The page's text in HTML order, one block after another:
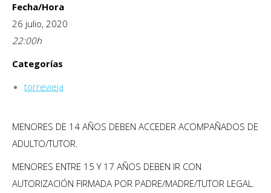
Fecha/Hora
26 julio, 2020
22:00h
Categorías
torrevieja
MENORES DE 14 AÑOS DEBEN ACCEDER ACOMPAÑADOS DE
ADULTO/TUTOR.
MENORES ENTRE 15 Y 17 AÑOS DEBEN IR CON
AUTORIZACIÓN FIRMADA POR PADRE/MADRE/TUTOR LEGAL.